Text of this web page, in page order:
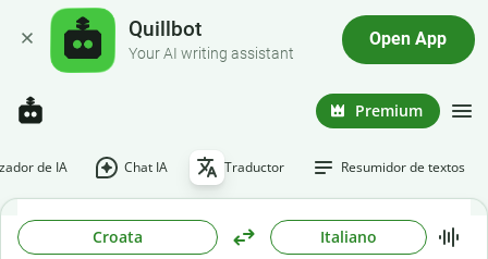
Quillbot
Your AI writing assistant
Open App
Premium
de IA Chat IA Traductor Resumidor de textos
Croata Italiano